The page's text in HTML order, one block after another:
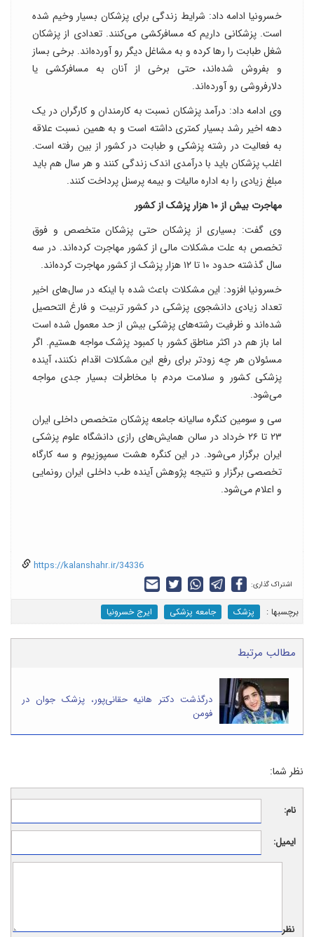
خسرونیا ادامه داد: شرایط زندگی برای پزشکان بسیار وخیم شده
است. پزشکانی داریم که مسافرکشی می‌کنند. تعدادی از پزشکان
شغل طبابت را ر‌ها کرده و به مشاغل دیگر رو آورده‌اند. برخی بساز
و بفروش شده‌اند، حتی برخی از آنان به مسافرکشی یا
دلارفروشی رو آورده‌اند.
وی ادامه داد: درآمد پزشکان نسبت به کارمندان و کارگران در یک
دهه اخیر رشد بسیار کمتری داشته است و به همین نسبت علاقه
به فعالیت در رشته پزشکی و طبابت در کشور از بین رفته است.
اغلب پزشکان باید با درآمدی اندک زندگی کنند و هر سال هم باید
مبلغ زیادی را به اداره مالیات و بیمه پرسنل پرداخت کنند.
مهاجرت بیش از ۱۰ هزار پزشک از کشور
وی گفت: بسیاری از پزشکان حتی پزشکان متخصص و فوق
تخصص به علت مشکلات مالی از کشور مهاجرت کرده‌اند. در سه
سال گذشته حدود ۱۰ تا ۱۲ هزار پزشک از کشور مهاجرت کرده‌اند.
خسرونیا افزود: این مشکلات باعث شده با اینکه در سال‌های اخیر
تعداد زیادی دانشجوی پزشکی در کشور تربیت و فارغ التحصیل
شده‌اند و ظرفیت رشته‌های پزشکی بیش از حد معمول شده است
اما باز هم در اکثر مناطق کشور با کمبود پزشک مواجه هستیم. اگر
مسئولان هر چه زودتر برای رفع این مشکلات اقدام نکنند، آینده
پزشکی کشور و سلامت مردم با مخاطرات بسیار جدی مواجه
می‌شود.
سی و سومین کنگره سالیانه جامعه پزشکان متخصص داخلی ایران
۲۳ تا ۲۶ خرداد در سالن همایش‌های رازی دانشگاه علوم پزشکی
ایران برگزار می‌شود. در این کنگره هشت سمپوزیوم و سه کارگاه
تخصصی برگزار و نتیجه پژوهش آینده طب داخلی ایران رونمایی
و اعلام می‌شود.
https://kalanshahr.ir/34336
اشتراک گذاری:
برچسب‎ها : پزشک جامعه پزشکی ایرج خسرونیا
مطالب مرتبط
درگذشت دکتر هانیه حقانی‌پور، پزشک جوان در
فومن
نظر شما:
نام:
ایمیل:
نظر: